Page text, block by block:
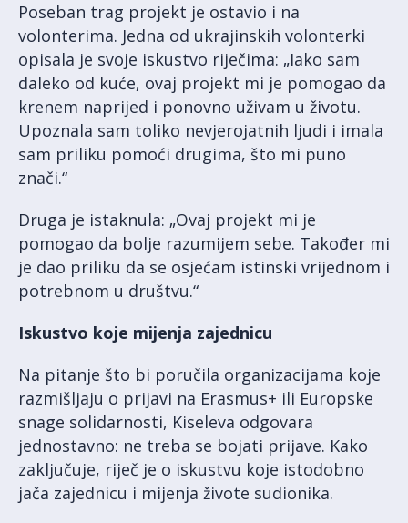
Poseban trag projekt je ostavio i na
volonterima. Jedna od ukrajinskih volonterki
opisala je svoje iskustvo riječima: „Iako sam
daleko od kuće, ovaj projekt mi je pomogao da
krenem naprijed i ponovno uživam u životu.
Upoznala sam toliko nevjerojatnih ljudi i imala
sam priliku pomoći drugima, što mi puno
znači.“
Druga je istaknula: „Ovaj projekt mi je
pomogao da bolje razumijem sebe. Također mi
je dao priliku da se osjećam istinski vrijednom i
potrebnom u društvu.“
Iskustvo koje mijenja zajednicu
Na pitanje što bi poručila organizacijama koje
razmišljaju o prijavi na Erasmus+ ili Europske
snage solidarnosti, Kiseleva odgovara
jednostavno: ne treba se bojati prijave. Kako
zaključuje, riječ je o iskustvu koje istodobno
jača zajednicu i mijenja živote sudionika.